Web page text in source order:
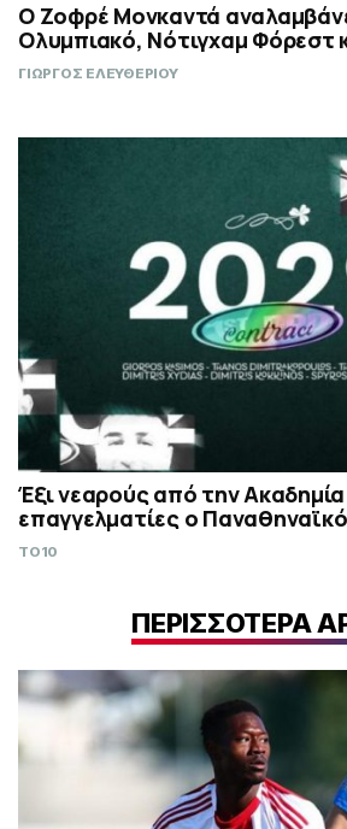
Ο Ζοφρέ Μονκαντά
Ολυμπιακό, Νότιγχαμ Φόρεστ
ΓΙΩΡΓΟΣ ΕΛΕΥΘΕΡΙΟΥ
Έξι νεαρούς από την
επαγγελματίες ο
TO10
ΠΕΡΙΣΣΟΤΕΡΑ